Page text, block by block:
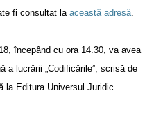
fi consultat la această adresă.
începând cu ora 14.30, va avea
a lucrării „Codificările”, scrisă de
la Editura Universul Juridic.